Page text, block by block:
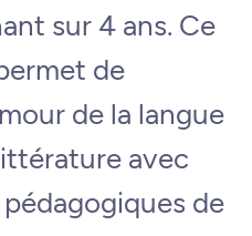
sur 4 ans. Ce
de
de la langue
avec
de